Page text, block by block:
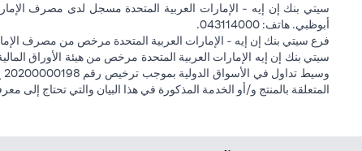
أبوظبي. هاتف: 043114000.
فرع سيتي بنك إن إيه - الإمارات العربية المتحدة مرخص من مصرف
المتعلقة بالمنتج و/أو الخدمة المذكورة في هذا البيان والتي تحتاج إلى